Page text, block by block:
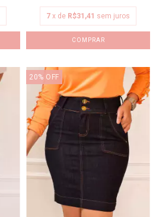
7 x de R$31,41 sem juros
COMPRAR
20% OFF